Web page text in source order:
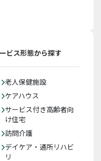
ビス形態から探す
老人保健施設
ケアハウス
サービス付き高齢者向
け住宅
訪問介護
デイケア・通所リハビ
リ